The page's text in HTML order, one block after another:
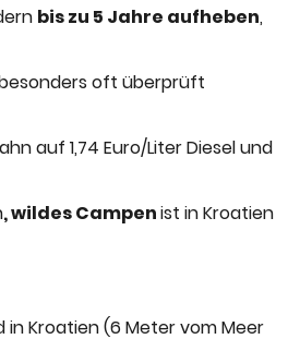
bis zu 5 Jahre aufheben,
oft überprüft
auf 1,74 Euro/Liter Diesel und
, wildes Campenist in Kroatien
in Kroatien (6 Meter vom Meer